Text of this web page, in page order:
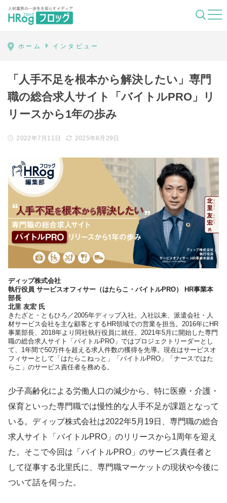
HRog | 人材業界の一歩先を照らすメディ
ホーム インタビュー
「人手不足を根本から解決したい」専門
職の総合求人サイト「バイトルPRO」リ
リースから1年の歩み
2022年7月11日 2025年8月29日
ディップ株式会社
執行役員 サービスオフィサー（はたらこ・バイトルPRO） HR事業本
部長
北里 友宏 氏
きたざと・ともひろ／2005年ディップ入社。入社以来、派遣会社・人
材サービス会社を主な顧客とするHR領域での営業を担当。2016年にHR
事業部長、2018年より同社執行役員に就任。2021年5月に開始した専門
職の総合求人サイト「バイトルPRO」ではプロジェクトリーダーとし
て、1年間で50万件を超える求人件数の獲得を先導。現在はサービスオ
フィサーとして「はたらこねっと」「バイトルPRO」「ナースではた
らこ」のサービス責任者を務める。
少子高齢化による労働人口の減少から、特に医療・介護・
保育といった専門職では慢性的な人手不足が課題となって
いる。ディップ株式会社は2022年5月19日、専門職の総合
求人サイト「バイトルPRO」のリリースから1周年を迎え
た。そこで今回は「バイトルPRO」のサービス責任者と
して従事する北里氏に、専門職マーケットの現状や今後に
ついて話を伺った。